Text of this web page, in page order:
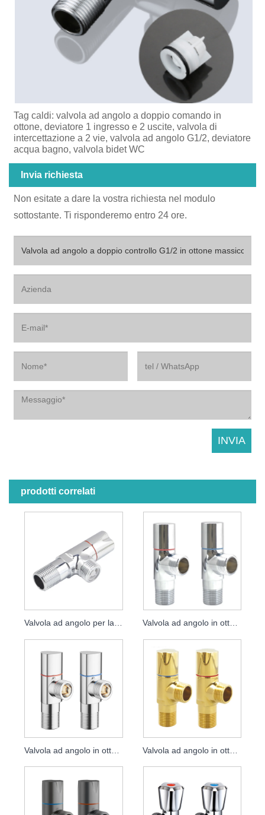
Tag caldi: valvola ad angolo a doppio comando in
ottone, deviatore 1 ingresso e 2 uscite, valvola di
intercettazione a 2 vie, valvola ad angolo G1/2, deviatore
acqua bagno, valvola bidet WC
Invia richiesta
Non esitate a dare la vostra richiesta nel modulo
sottostante. Ti risponderemo entro 24 ore.
prodotti correlati
Valvola ad angolo per la prevenzione del riflusso Valvola ad angolo in ottone
Valvola ad angolo in ottone elettrolitico